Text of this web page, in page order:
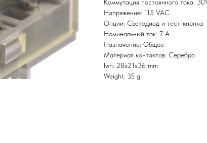
Коммутация постоянного тока:
Напряжение: 115 VAC
Опции: Светодиод и тест-кнопка
Номинальный ток: 7 А
Назначение: Общее
Материал контактов: Серебро
lwh: 28x21x36 mm
Weight: 35 g